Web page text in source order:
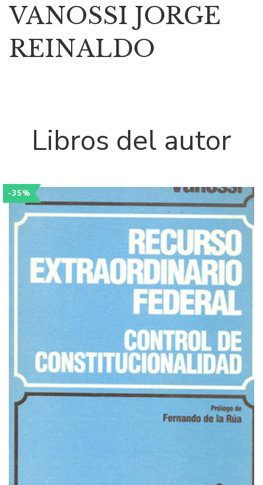
VANOSSI JORGE
REINALDO
Libros del autor
-35%